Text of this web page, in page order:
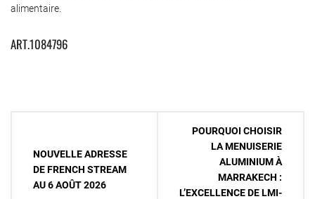
alimentaire.
ART.1084796
l’article
NOUVELLE ADRESSE
DE FRENCH STREAM
AU 6 AOÛT 2026
POURQUOI CHOISIR
LA MENUISERIE
ALUMINIUM À
MARRAKECH :
L’EXCELLENCE DE LMI-